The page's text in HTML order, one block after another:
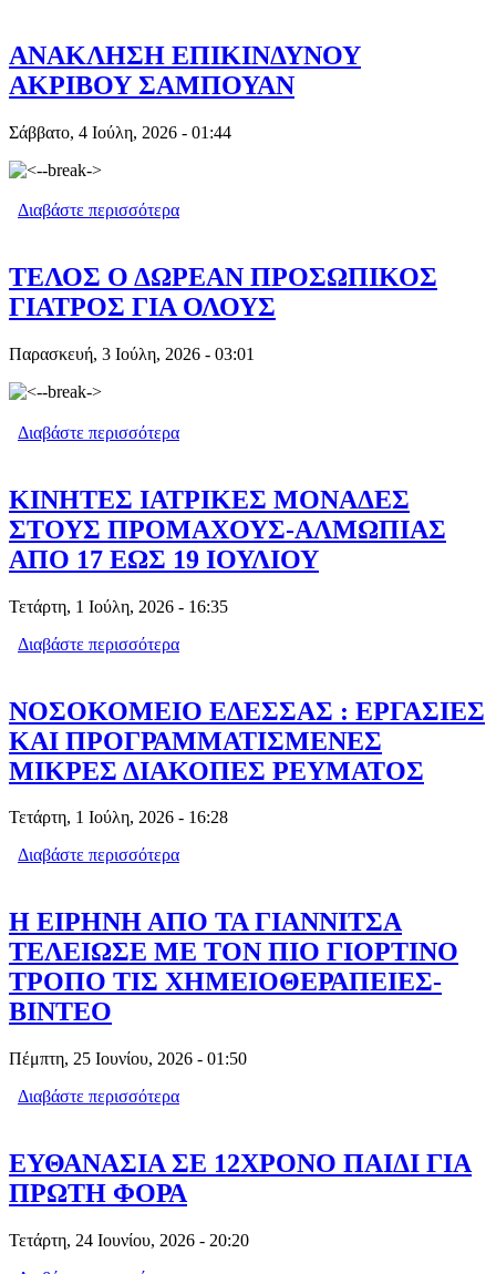
ΑΝΑΚΛΗΣΗ ΕΠΙΚΙΝΔΥΝΟΥ
ΑΚΡΙΒΟΥ ΣΑΜΠΟΥΑΝ
Σάββατο, 4 Ιούλη, 2026 - 01:44
Διαβάστε περισσότερα
ΤΕΛΟΣ Ο ΔΩΡΕΑΝ ΠΡΟΣΩΠΙΚΟΣ
ΓΙΑΤΡΟΣ ΓΙΑ ΟΛΟΥΣ
Παρασκευή, 3 Ιούλη, 2026 - 03:01
Διαβάστε περισσότερα
ΚΙΝΗΤΕΣ ΙΑΤΡΙΚΕΣ ΜΟΝΑΔΕΣ
ΣΤΟΥΣ ΠΡΟΜΑΧΟΥΣ-ΑΛΜΩΠΙΑΣ
ΑΠΟ 17 ΕΩΣ 19 ΙΟΥΛΙΟΥ
Τετάρτη, 1 Ιούλη, 2026 - 16:35
Διαβάστε περισσότερα
ΝΟΣΟΚΟΜΕΙΟ ΕΔΕΣΣΑΣ : ΕΡΓΑΣΙΕΣ
ΚΑΙ ΠΡΟΓΡΑΜΜΑΤΙΣΜΕΝΕΣ
ΜΙΚΡΕΣ ΔΙΑΚΟΠΕΣ ΡΕΥΜΑΤΟΣ
Τετάρτη, 1 Ιούλη, 2026 - 16:28
Διαβάστε περισσότερα
ΔΙΑΚΟΠΕΣ ΡΕΥΜΑΤΟΣ
Η ΕΙΡΗΝΗ ΑΠΟ ΤΑ ΓΙΑΝΝΙΤΣΑ
ΤΕΛΕΙΩΣΕ ΜΕ ΤΟΝ ΠΙΟ ΓΙΟΡΤΙΝΟ
ΤΡΟΠΟ ΤΙΣ ΧΗΜΕΙΟΘΕΡΑΠΕΙΕΣ-
ΒΙΝΤΕΟ
Πέμπτη, 25 Ιουνίου, 2026 - 01:50
Διαβάστε περισσότερα
ΒΙΝΤΕΟ
ΕΥΘΑΝΑΣΙΑ ΣΕ 12ΧΡΟΝΟ ΠΑΙΔΙ ΓΙΑ
ΠΡΩΤΗ ΦΟΡΑ
Τετάρτη, 24 Ιουνίου, 2026 - 20:20